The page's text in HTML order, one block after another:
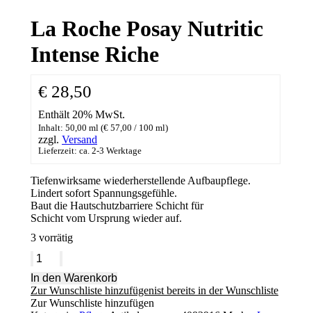
La Roche Posay Nutritic
Intense Riche
€ 28,50
Enthält 20% MwSt.
Inhalt: 50,00 ml (€ 57,00 / 100 ml)
zzgl. Versand
Lieferzeit: ca. 2-3 Werktage
Tiefenwirksame wiederherstellende Aufbaupflege.
Lindert sofort Spannungsgefühle.
Baut die Hautschutzbarriere Schicht für
Schicht vom Ursprung wieder auf.
3 vorrätig
La
Posay
Nutritic
Intense
In den Warenkorb
Zur Wunschliste hinzufügenist bereits in der Wunschliste
Zur Wunschliste hinzufügen